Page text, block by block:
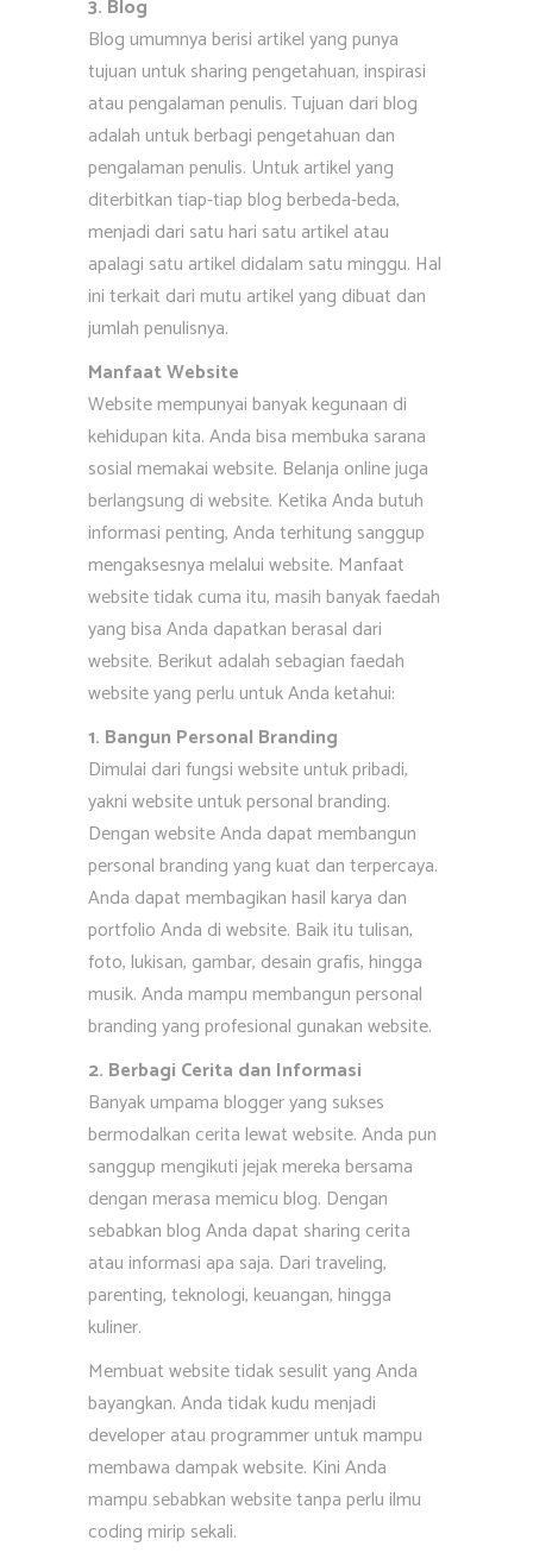
3. Blog
Blog umumnya berisi artikel yang punya
tujuan untuk sharing pengetahuan, inspirasi
atau pengalaman penulis. Tujuan dari blog
adalah untuk berbagi pengetahuan dan
pengalaman penulis. Untuk artikel yang
diterbitkan tiap-tiap blog berbeda-beda,
menjadi dari satu hari satu artikel atau
apalagi satu artikel didalam satu minggu. Hal
ini terkait dari mutu artikel yang dibuat dan
jumlah penulisnya.
Manfaat Website
Website mempunyai banyak kegunaan di
kehidupan kita. Anda bisa membuka sarana
sosial memakai website. Belanja online juga
berlangsung di website. Ketika Anda butuh
informasi penting, Anda terhitung sanggup
mengaksesnya melalui website. Manfaat
website tidak cuma itu, masih banyak faedah
yang bisa Anda dapatkan berasal dari
website. Berikut adalah sebagian faedah
website yang perlu untuk Anda ketahui:
1. Bangun Personal Branding
Dimulai dari fungsi website untuk pribadi,
yakni website untuk personal branding.
Dengan website Anda dapat membangun
personal branding yang kuat dan terpercaya.
Anda dapat membagikan hasil karya dan
portfolio Anda di website. Baik itu tulisan,
foto, lukisan, gambar, desain grafis, hingga
musik. Anda mampu membangun personal
branding yang profesional gunakan website.
2. Berbagi Cerita dan Informasi
Banyak umpama blogger yang sukses
bermodalkan cerita lewat website. Anda pun
sanggup mengikuti jejak mereka bersama
dengan merasa memicu blog. Dengan
sebabkan blog Anda dapat sharing cerita
atau informasi apa saja. Dari traveling,
parenting, teknologi, keuangan, hingga
kuliner.
Membuat website tidak sesulit yang Anda
bayangkan. Anda tidak kudu menjadi
developer atau programmer untuk mampu
membawa dampak website. Kini Anda
mampu sebabkan website tanpa perlu ilmu
coding mirip sekali.